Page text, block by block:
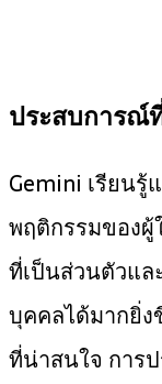
ประสบการณ์
Gemini เรียน
พฤติกรรมของ
ที่เป็นส่วนตัวแล
บุคคลได้มากยิ่ง
ที่น่าสนใจ การ